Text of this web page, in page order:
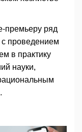
премьеру ряд
с проведением
в практику
науки,